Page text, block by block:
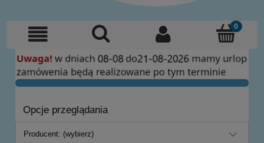
Opcje przeglądania
Producent: (wybierz)